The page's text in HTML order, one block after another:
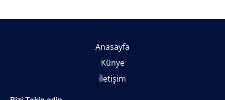
Anasayfa
Künye
İletişim